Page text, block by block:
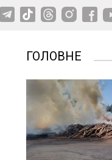
ГОЛОВНЕ